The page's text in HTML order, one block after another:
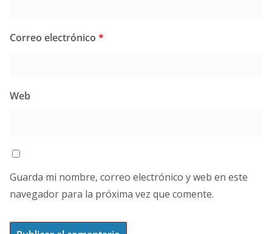
Correo electrónico *
Web
Guarda mi nombre, correo electrónico y web en este
navegador para la próxima vez que comente.